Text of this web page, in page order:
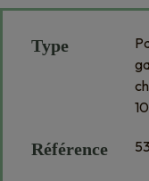
Type
Référence